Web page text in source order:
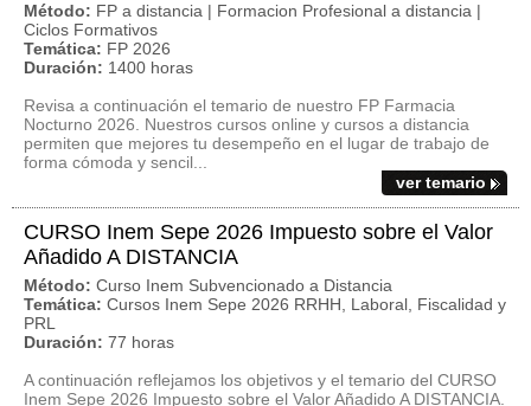
Método: FP a distancia | Formacion Profesional a distancia |
Ciclos Formativos
Temática: FP 2026
Duración: 1400 horas
Revisa a continuación el temario de nuestro FP Farmacia
Nocturno 2026. Nuestros cursos online y cursos a distancia
permiten que mejores tu desempeño en el lugar de trabajo de
forma cómoda y sencil...
ver temario
CURSO Inem Sepe 2026 Impuesto sobre el Valor
Añadido A DISTANCIA
Método: Curso Inem Subvencionado a Distancia
Temática: Cursos Inem Sepe 2026 RRHH, Laboral, Fiscalidad y
PRL
Duración: 77 horas
A continuación reflejamos los objetivos y el temario del CURSO
Inem Sepe 2026 Impuesto sobre el Valor Añadido A DISTANCIA.